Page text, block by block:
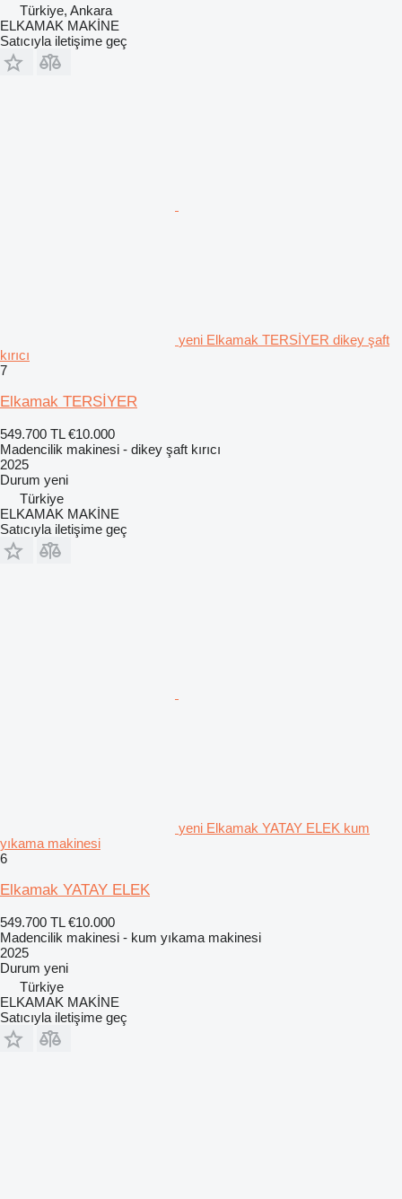
Türkiye, Ankara
ELKAMAK MAKİNE
Satıcıyla iletişime geç
yeni Elkamak TERSİYER dikey şaft
kırıcı
7
Elkamak TERSİYER
549.700 TL €10.000
Madencilik makinesi - dikey şaft kırıcı
2025
Durum yeni
Türkiye
ELKAMAK MAKİNE
Satıcıyla iletişime geç
yeni Elkamak YATAY ELEK kum
yıkama makinesi
6
Elkamak YATAY ELEK
549.700 TL €10.000
Madencilik makinesi - kum yıkama makinesi
2025
Durum yeni
Türkiye
ELKAMAK MAKİNE
Satıcıyla iletişime geç